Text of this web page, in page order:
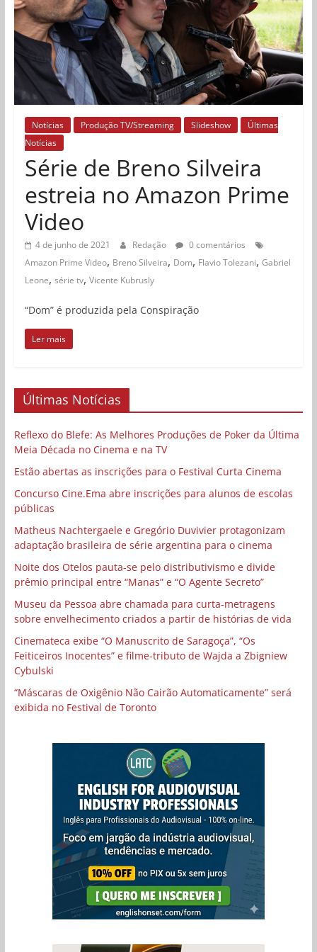
Notícias Produção TV/Streaming Slideshow
Últimas
Notícias
Série de Breno Silveira
estreia no Amazon Prime
Video
4 de junho de 2021 Redação
0 comentários
Amazon Prime Video, Breno Silveira, Dom, Flavio Tolezani, Gabriel
Leone, série tv, Vicente Kubrusly
“Dom” é produzida pela Conspiração
Ler mais
Últimas Notícias
Reflexo do Blefe: As Melhores Produções de Poker da Última
Meia Década no Cinema e na TV
Estão abertas as inscrições para o Festival Curta Cinema
Concurso Cine.Ema abre inscrições para alunos de escolas
públicas
Matheus Nachtergaele e Gregório Duvivier protagonizam
adaptação brasileira de série argentina para o cinema
Noite dos Otelos pauta-se pelo distributivismo e divide
prêmio principal entre “Manas” e “O Agente Secreto”
Museu da Pessoa abre chamada para curta-metragens
sobre envelhecimento criados a partir de histórias de vida
Cinemateca exibe “O Manuscrito de Saragoça”, “Os
Feiticeiros Inocentes” e filme-tributo de Wajda a Zbigniew
Cybulski
“Máscaras de Oxigênio Não Cairão Automaticamente” será
exibida no Festival de Toronto